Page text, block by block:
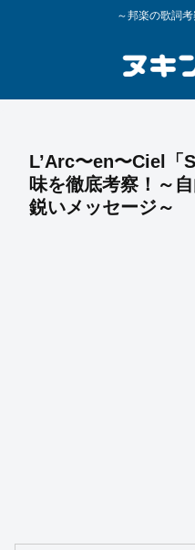
～邦楽の歌詞
L’Arc〜en〜Ciel「
味を徹底考察！～
鋭いメッセージ～